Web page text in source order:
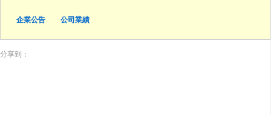
企業公告 公司業績
分享到：